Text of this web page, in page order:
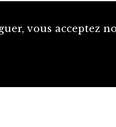
vous acceptez